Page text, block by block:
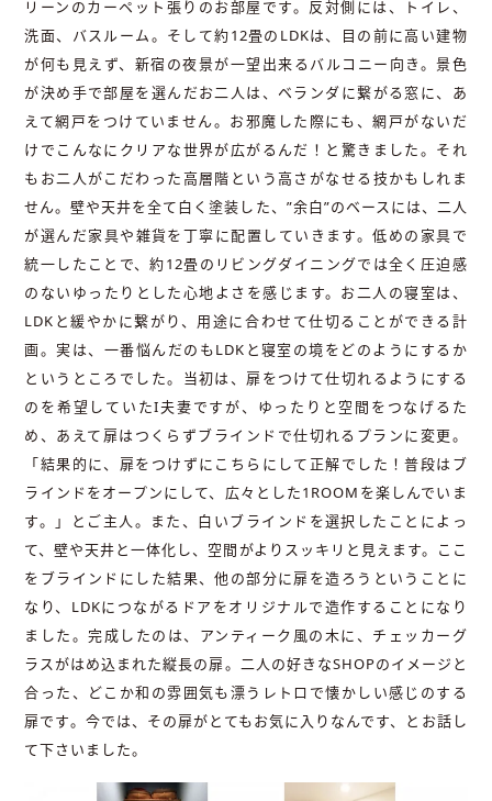
リーンのカーペット張りのお部屋です。反対側には、トイレ、
洗面、バスルーム。そして約12畳のLDKは、目の前に高い建物
が何も見えず、新宿の夜景が一望出来るバルコニー向き。景色
が決め手で部屋を選んだお二人は、ベランダに繋がる窓に、あ
えて網戸をつけていません。お邪魔した際にも、網戸がないだ
けでこんなにクリアな世界が広がるんだ！と驚きました。それ
もお二人がこだわった高層階という高さがなせる技かもしれま
せん。壁や天井を全て白く塗装した、”余白”のベースには、二人
が選んだ家具や雑貨を丁寧に配置していきます。低めの家具で
統一したことで、約12畳のリビングダイニングでは全く圧迫感
のないゆったりとした心地よさを感じます。お二人の寝室は、
LDKと緩やかに繋がり、用途に合わせて仕切ることができる計
画。実は、一番悩んだのもLDKと寝室の境をどのようにするか
というところでした。当初は、扉をつけて仕切れるようにする
のを希望していたI夫妻ですが、ゆったりと空間をつなげるた
め、あえて扉はつくらずブラインドで仕切れるプランに変更。
「結果的に、扉をつけずにこちらにして正解でした！普段はブ
ラインドをオープンにして、広々とした1ROOMを楽しんでいま
す。」とご主人。また、白いブラインドを選択したことによっ
て、壁や天井と一体化し、空間がよりスッキリと見えます。ここ
をブラインドにした結果、他の部分に扉を造ろうということに
なり、LDKにつながるドアをオリジナルで造作することになり
ました。完成したのは、アンティーク風の木に、チェッカーグ
ラスがはめ込まれた縦長の扉。二人の好きなSHOPのイメージと
合った、どこか和の雰囲気も漂うレトロで懐かしい感じのする
扉です。今では、その扉がとてもお気に入りなんです、とお話し
て下さいました。